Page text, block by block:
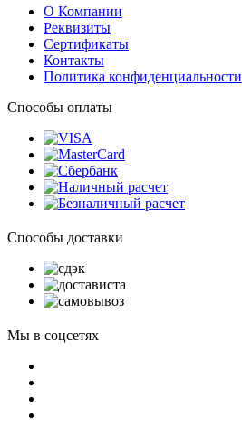
О Компании
Реквизиты
Сертификаты
Контакты
Политика конфиденциальности
Способы оплаты
Способы доставки
Мы в соцсетях